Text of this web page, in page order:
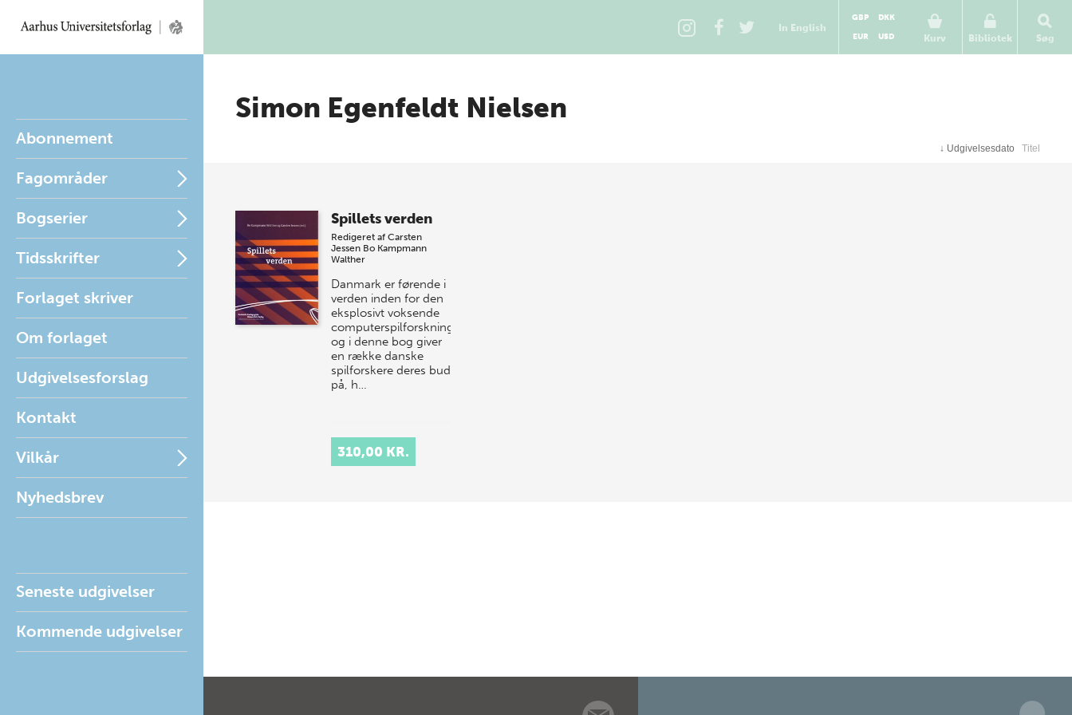
In English
Kurv
GBP
DKK
EUR
USD Bibliotek Søg
Abonnement
Fagområder
Bogserier
Tidsskrifter
Forlaget skriver
Om forlaget
Udgivelsesforslag
Kontakt
Vilkår
Nyhedsbrev
Seneste udgivelser
Kommende udgivelser
Simon Egenfeldt Nielsen
↓ Udgivelsesdato Titel
Spillets verden
Redigeret af Carsten
Jessen Bo Kampmann
Walther
Danmark er førende i
verden inden for den
eksplosivt voksende
computerspilforskning,
og i denne bog giver
en række danske
spilforskere deres bud
på, h…
310,00 KR.